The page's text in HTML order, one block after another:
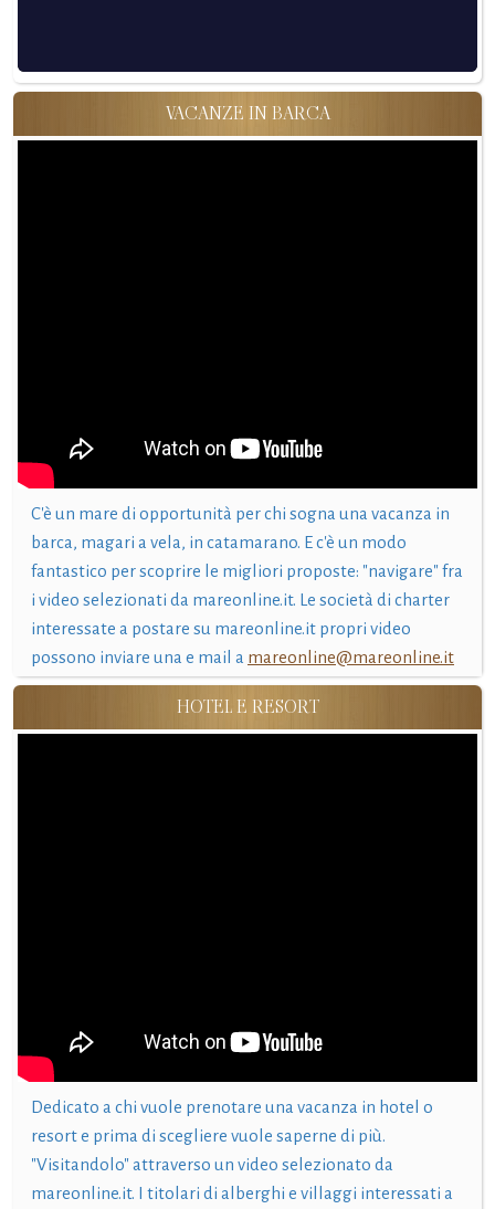
VACANZE IN BARCA
C'è un mare di opportunità per chi sogna una vacanza in
barca, magari a vela, in catamarano. E c'è un modo
fantastico per scoprire le migliori proposte: "navigare" fra
i video selezionati da mareonline.it. Le società di charter
interessate a postare su mareonline.it propri video
possono inviare una e mail a mareonline@mareonline.it
HOTEL E RESORT
Dedicato a chi vuole prenotare una vacanza in hotel o
resort e prima di scegliere vuole saperne di più.
"Visitandolo" attraverso un video selezionato da
mareonline.it. I titolari di alberghi e villaggi interessati a